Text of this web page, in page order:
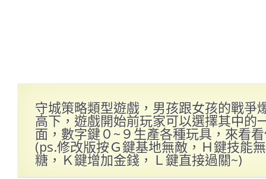
守城策略類型遊戲，男孩跟女孩的戰爭
高下，遊戲開始前玩家可以選擇其中的
面，數字鍵０~９生產各種玩具，來看
(ps.修改版按Ｇ鍵基地無敵，Ｈ鍵技能
糖，Ｋ鍵增加金錢，Ｌ鍵直接過關~)